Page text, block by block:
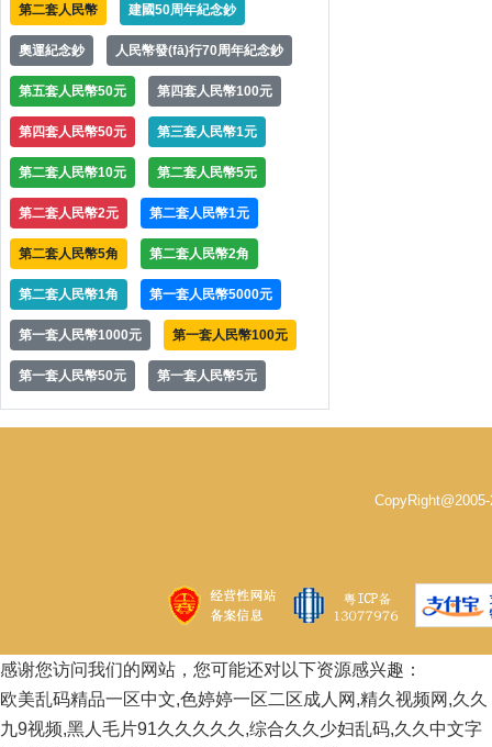
第二套人民幣 建國50周年紀念鈔
奧運紀念鈔 人民幣發(fā)行70周年紀念鈔
第五套人民幣50元 第四套人民幣100元
第四套人民幣50元 第三套人民幣1元
第二套人民幣10元 第二套人民幣5元
第二套人民幣2元 第二套人民幣1元
第二套人民幣5角 第二套人民幣2角
第二套人民幣1角 第一套人民幣5000元
第一套人民幣1000元 第一套人民幣100元
第一套人民幣50元 第一套人民幣5元
感谢您访问我们的网站，您可能还对以下资源感兴趣：
欧美乱码精品一区中文,色婷婷一区二区成人网,精久视频网,久久
九9视频,黑人毛片91久久久久久,综合久久少妇乱码,久久中文字